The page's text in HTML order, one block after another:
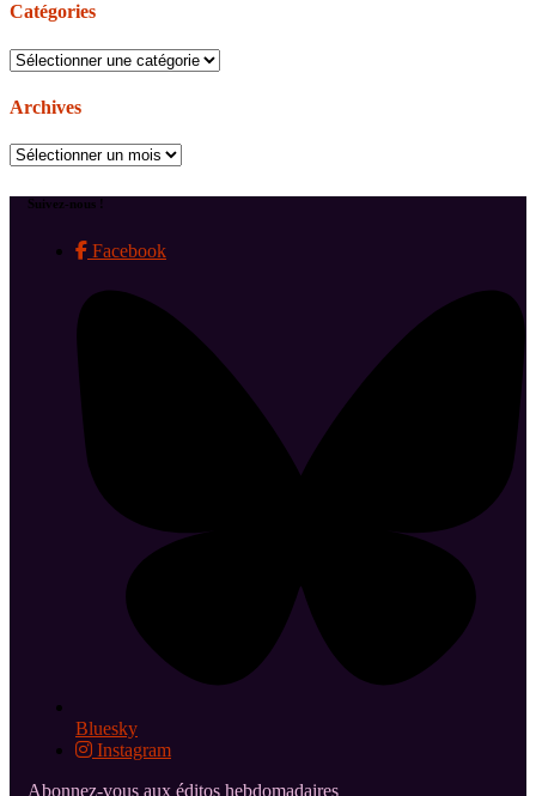
Catégories
Catégories
Archives
Archives
Suivez-nous !
Facebook
Bluesky
Instagram
Abonnez-vous aux éditos hebdomadaires